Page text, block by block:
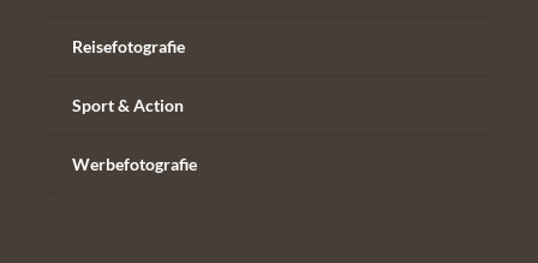
Reisefotografie
Sport & Action
Werbefotografie